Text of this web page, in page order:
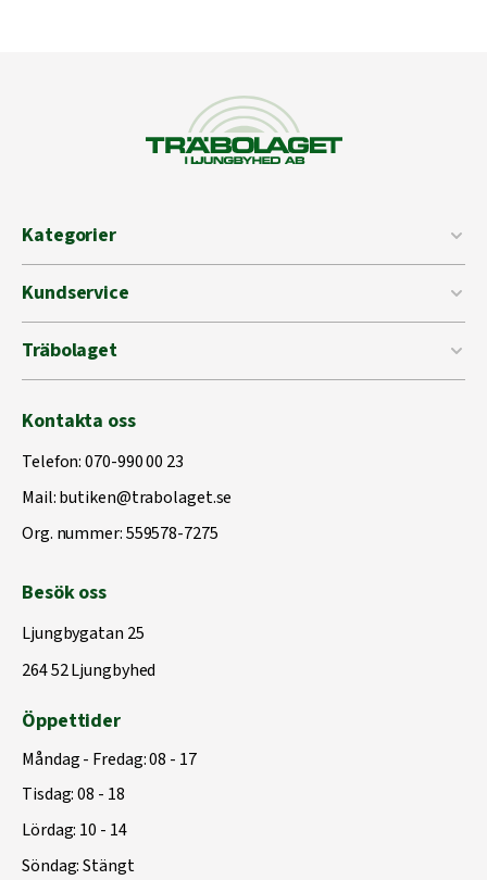
Kategorier
Kundservice
Träbolaget
Kontakta oss
Telefon:070-990 00 23
Mail:butiken@trabolaget.se
Org. nummer: 559578-7275
Besök oss
Ljungbygatan 25
264 52 Ljungbyhed
Öppettider
Måndag - Fredag: 08 - 17
Tisdag: 08 - 18
Lördag: 10 - 14
Söndag: Stängt